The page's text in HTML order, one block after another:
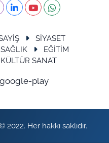
SİYASET
SAĞLIK
EĞİTİM
KÜLTÜR SANAT
Her hakkı saklıdır.